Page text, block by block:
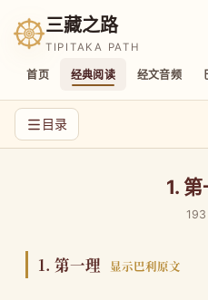
三藏之路
TIPITAKA PATH
首页 经典阅读 经文音频
目录
1.
1. 第一理 显示巴利原文